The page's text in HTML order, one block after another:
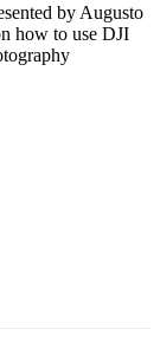
by Augusto
how to use DJI